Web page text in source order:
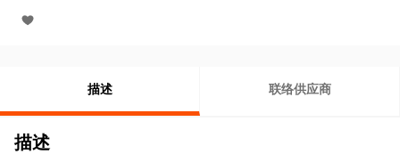
描述 联络供应商
描述